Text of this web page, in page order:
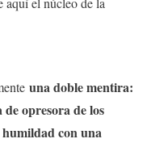
una doble mentira:
opresora de los
humildad con una